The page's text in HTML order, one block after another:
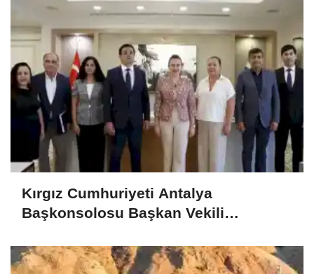
Kırgız Cumhuriyeti Antalya
Başkonsolosu Başkan Vekili